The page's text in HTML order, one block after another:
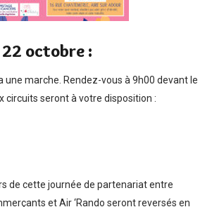
octobre :
une marche. Rendez-vous à 9h00 devant le
circuits seront à votre disposition :
de cette journée de partenariat entre
et Air ‘Rando seront reversés en